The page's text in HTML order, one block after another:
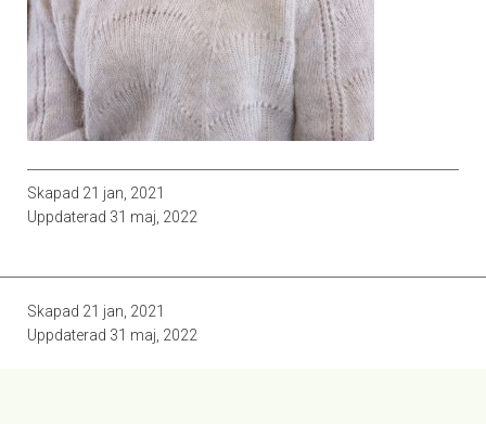
Skapad 21 jan, 2021
Uppdaterad 31 maj, 2022
Skapad 21 jan, 2021
Uppdaterad 31 maj, 2022